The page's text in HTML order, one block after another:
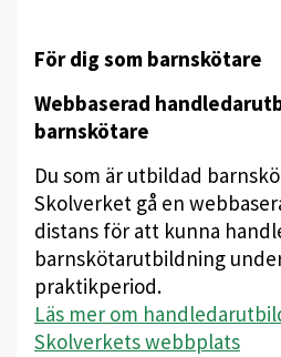
För dig som barnskötare
Webbaserad
barnskötare
Du som är utbildad
Skolverket gå en
distans för att kunna
barnskötarutbildning
praktikperiod.
Läs mer om
Skolverkets webbplats